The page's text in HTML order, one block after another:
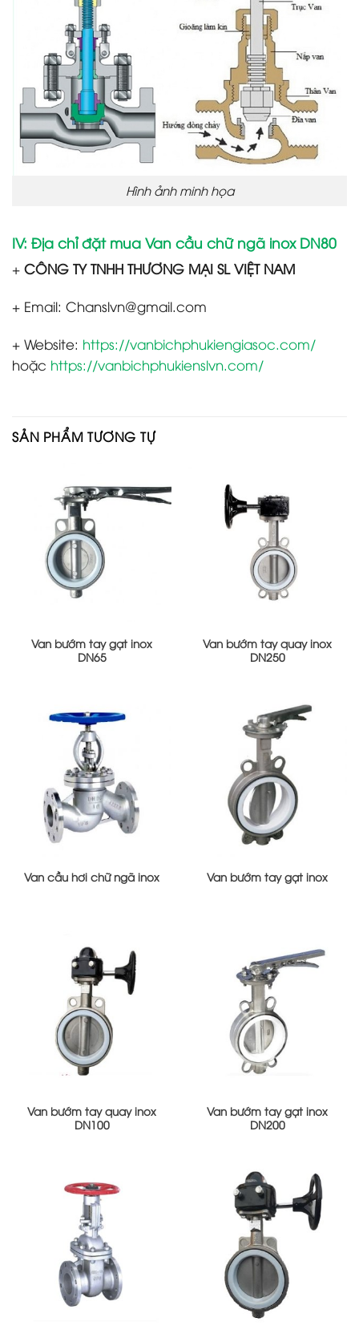
Hình ảnh minh họa
IV: Địa chỉ đặt mua Van cầu chữ ngã inox DN80
+ CÔNG TY TNHH THƯƠNG MẠI SL VIỆT NAM
+ Email: Chanslvn@gmail.com
+ Website: https://vanbichphukiengiasoc.com/
hoặc https://vanbichphukienslvn.com/
SẢN PHẨM TƯƠNG TỰ
Van bướm tay gạt inox
DN65
Van bướm tay quay inox
DN250
Van cầu hơi chữ ngã inox Van bướm tay gạt inox
Van bướm tay quay inox
DN100
Van bướm tay gạt inox
DN200